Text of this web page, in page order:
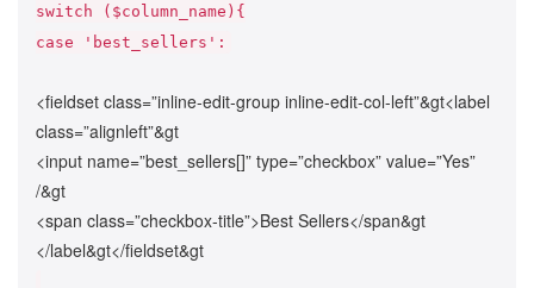
switch ($column_name){
case 'best_sellers':
<fieldset class=”inline-edit-group inline-edit-col-left”&gt<label
class=”alignleft”&gt
<input name=”best_sellers[]” type=”checkbox” value=”Yes”
/&gt
<span class=”checkbox-title”>Best Sellers</span&gt
</label&gt</fieldset&gt